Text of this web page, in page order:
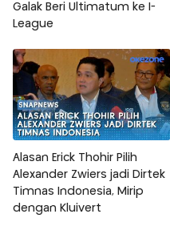
Galak Beri Ultimatum ke I-
League
Alasan Erick Thohir Pilih
Alexander Zwiers jadi Dirtek
Timnas Indonesia, Mirip
dengan Kluivert